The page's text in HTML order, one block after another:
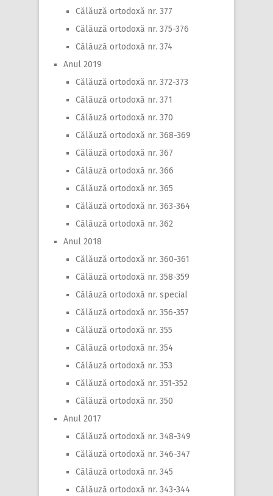
Călăuză ortodoxă nr. 377
Călăuză ortodoxă nr. 375-376
Călăuză ortodoxă nr. 374
Anul 2019
Călăuză ortodoxă nr. 372-373
Călăuză ortodoxă nr. 371
Călăuză ortodoxă nr. 370
Călăuză ortodoxă nr. 368-369
Călăuză ortodoxă nr. 367
Călăuză ortodoxă nr. 366
Călăuză ortodoxă nr. 365
Călăuză ortodoxă nr. 363-364
Călăuză ortodoxă nr. 362
Anul 2018
Călăuză ortodoxă nr. 360-361
Călăuză ortodoxă nr. 358-359
Călăuză ortodoxă nr. special
Călăuză ortodoxă nr. 356-357
Călăuză ortodoxă nr. 355
Călăuză ortodoxă nr. 354
Călăuză ortodoxă nr. 353
Călăuză ortodoxă nr. 351-352
Călăuză ortodoxă nr. 350
Anul 2017
Călăuză ortodoxă nr. 348-349
Călăuză ortodoxă nr. 346-347
Călăuză ortodoxă nr. 345
Călăuză ortodoxă nr. 343-344